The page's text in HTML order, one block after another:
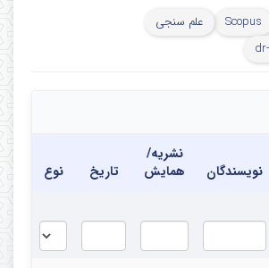
Scopus
علم سنجی
نویسندگان
نشریه/
همایش
تاریخ نوع